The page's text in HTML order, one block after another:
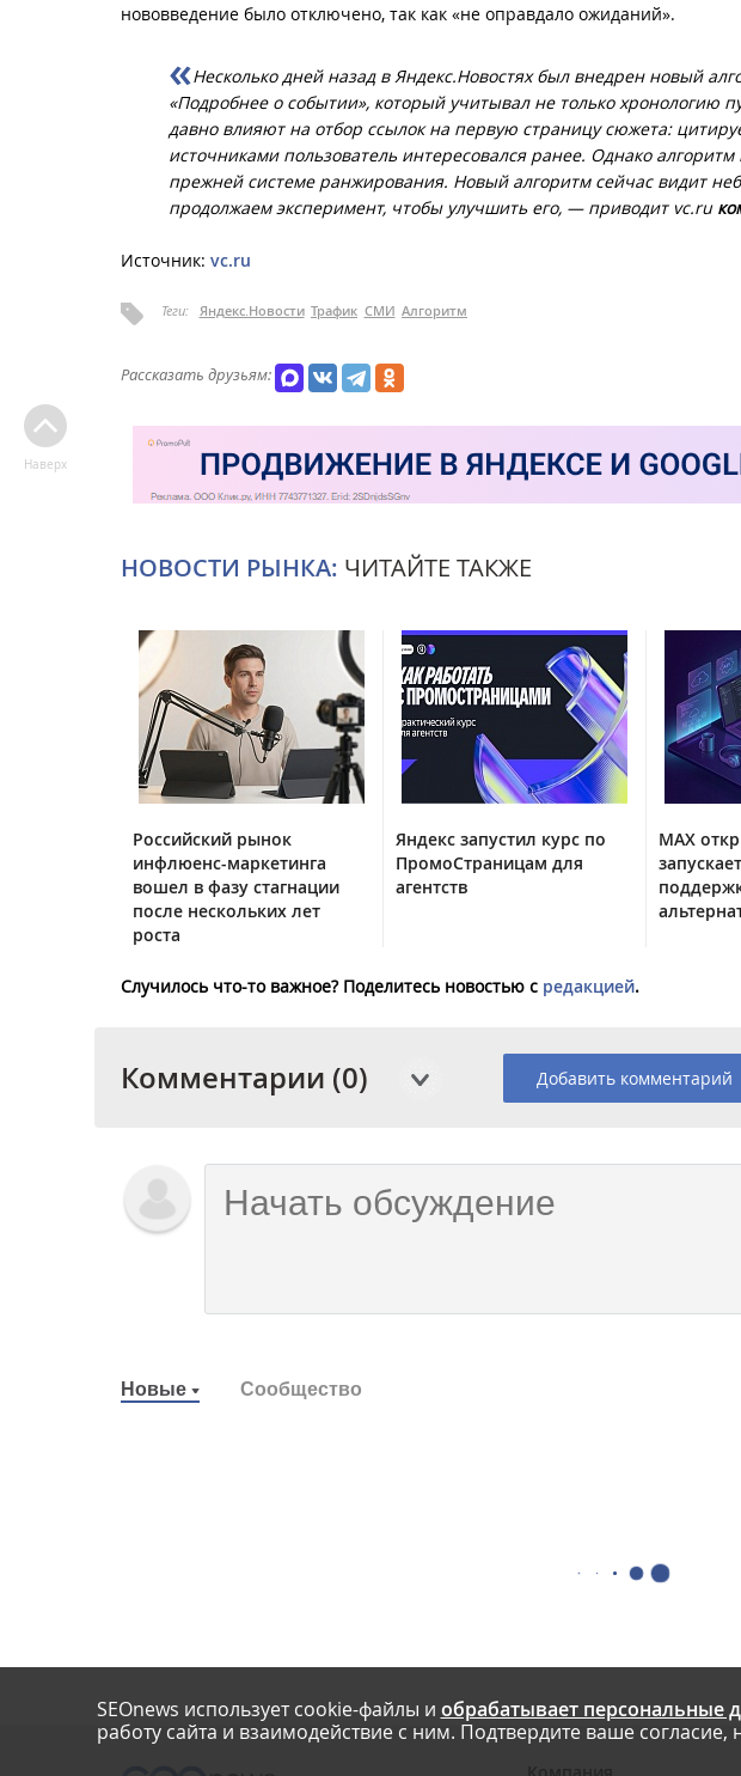
нововведение было отключено, так как «не оправдало ожиданий».
Несколько дней назад в Яндекс.Новостях был внедрен новый
«Подробнее о событии», который учитывал не только хронологию
давно влияют на отбор ссылок на первую страницу сюжета:
источниками пользователь интересовался ранее. Однако
прежней системе ранжирования. Новый алгоритм сейчас видит
продолжаем эксперимент, чтобы улучшить его, — приводит vc.ru
Источник: vc.ru
Теги: Яндекс.Новости Трафик СМИ Алгоритм
Рассказать друзьям:
НОВОСТИ РЫНКА: ЧИТАЙТЕ ТАКЖЕ
Российский рынок
инфлюенс-маркетинга
вошел в фазу стагнации
после нескольких лет
роста
Яндекс запустил курс по
ПромоСтраницам для
агентств
MAX
Случилось что-то важное? Поделитесь новостью с редакцией.
Комментарии (0) Добавить комментарий
Новые Сообщество
Наверх
SEOnews использует cookie-файлы и обрабатывает персональные
работу сайта и взаимодействие с ним. Подтвердите ваше согласие,